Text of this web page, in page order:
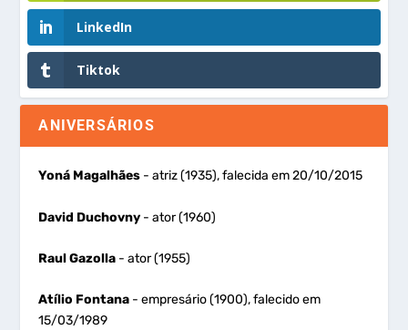
LinkedIn
Tiktok
ANIVERSÁRIOS
Yoná Magalhães - atriz (1935), falecida em 20/10/2015
David Duchovny - ator (1960)
Raul Gazolla - ator (1955)
Atílio Fontana - empresário (1900), falecido em
15/03/1989